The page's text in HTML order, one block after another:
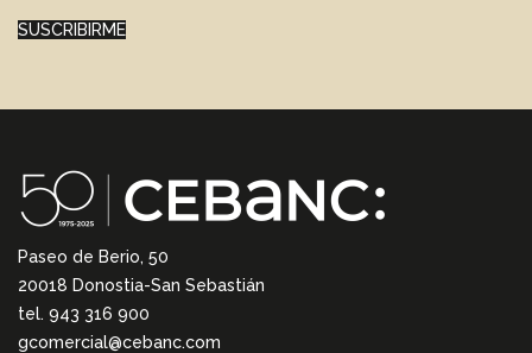
SUSCRIBIRME
Paseo de Berio, 50
20018 Donostia-San Sebastián
tel. 943 316 900
gcomercial@cebanc.com